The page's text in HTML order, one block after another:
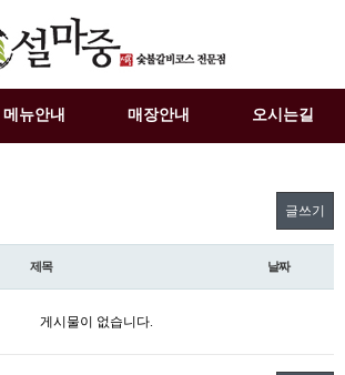
메뉴안내 매장안내 오시는길
글쓰기
제목 날짜
게시물이 없습니다.